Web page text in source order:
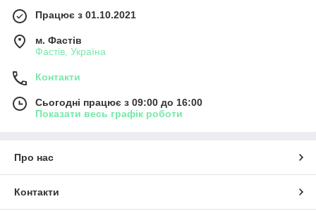
Працює з 01.10.2021
м. Фастів
Фастів, Україна
Контакти
Сьогодні працює з 09:00 до 16:00
Показати весь графік роботи
Про нас
Контакти